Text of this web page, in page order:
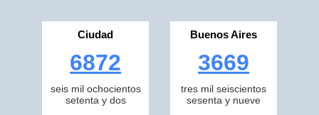
Ciudad
6872
seis mil ochocientos
setenta y dos
Buenos Aires
3669
tres mil seiscientos
sesenta y nueve